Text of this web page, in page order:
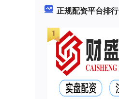
正规配资平台排行